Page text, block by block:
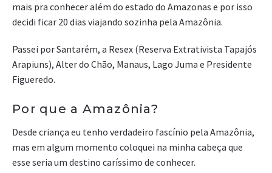
mais pra conhecer além do estado do Amazonas e por isso
decidi ficar 20 dias viajando sozinha pela Amazônia.
Passei por Santarém, a Resex (Reserva Extrativista Tapajós
Arapiuns), Alter do Chão, Manaus, Lago Juma e Presidente
Figueredo.
Por que a Amazônia?
Desde criança eu tenho verdadeiro fascínio pela Amazônia,
mas em algum momento coloquei na minha cabeça que
esse seria um destino caríssimo de conhecer.